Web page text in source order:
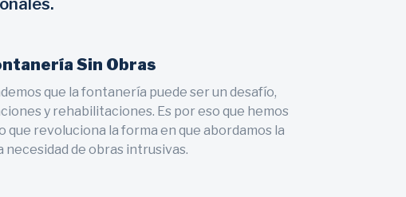
Sin Obras
que la fontanería puede ser un desafío,
y rehabilitaciones. Es por eso que hemos
revoluciona la forma en que abordamos la
de obras intrusivas.